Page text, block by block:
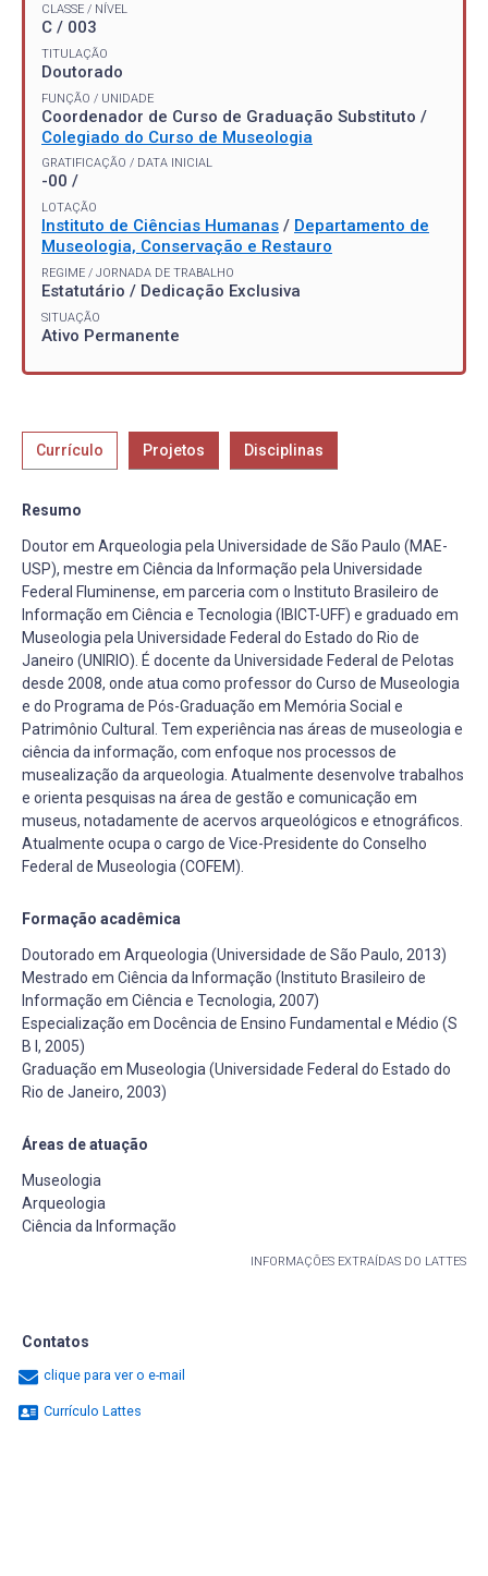
CLASSE / NÍVEL
C / 003
TITULAÇÃO
Doutorado
FUNÇÃO / UNIDADE
Coordenador de Curso de Graduação Substituto /
Colegiado do Curso de Museologia
GRATIFICAÇÃO / DATA INICIAL
-00 /
LOTAÇÃO
Instituto de Ciências Humanas / Departamento de
Museologia, Conservação e Restauro
REGIME / JORNADA DE TRABALHO
Estatutário / Dedicação Exclusiva
SITUAÇÃO
Ativo Permanente
Currículo Projetos Disciplinas
Resumo
Doutor em Arqueologia pela Universidade de São Paulo (MAE-
USP), mestre em Ciência da Informação pela Universidade
Federal Fluminense, em parceria com o Instituto Brasileiro de
Informação em Ciência e Tecnologia (IBICT-UFF) e graduado em
Museologia pela Universidade Federal do Estado do Rio de
Janeiro (UNIRIO). É docente da Universidade Federal de Pelotas
desde 2008, onde atua como professor do Curso de Museologia
e do Programa de Pós-Graduação em Memória Social e
Patrimônio Cultural. Tem experiência nas áreas de museologia e
ciência da informação, com enfoque nos processos de
musealização da arqueologia. Atualmente desenvolve trabalhos
e orienta pesquisas na área de gestão e comunicação em
museus, notadamente de acervos arqueológicos e etnográficos.
Atualmente ocupa o cargo de Vice-Presidente do Conselho
Federal de Museologia (COFEM).
Formação acadêmica
Doutorado em Arqueologia (Universidade de São Paulo, 2013)
Mestrado em Ciência da Informação (Instituto Brasileiro de
Informação em Ciência e Tecnologia, 2007)
Especialização em Docência de Ensino Fundamental e Médio (S
B I, 2005)
Graduação em Museologia (Universidade Federal do Estado do
Rio de Janeiro, 2003)
Áreas de atuação
Museologia
Arqueologia
Ciência da Informação
INFORMAÇÕES EXTRAÍDAS DO LATTES
Contatos
clique para ver o e-mail
Currículo Lattes